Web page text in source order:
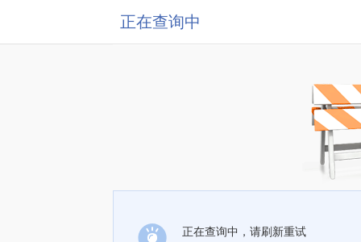
正在查询中
正在查询中，请刷新重试